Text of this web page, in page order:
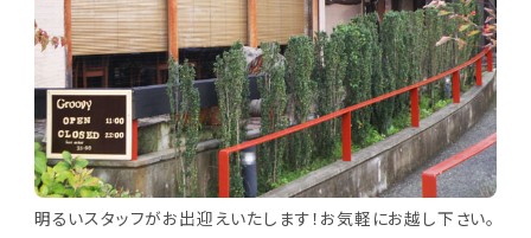
明るいスタッフがお出迎えいたします！お気軽にお越し下さい。